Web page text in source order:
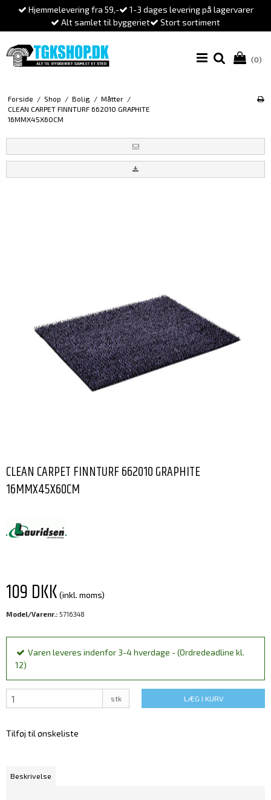
Hjemmelevering fra 59,-
1-3 dages levering på lagervarer
Alt samlet til byggeriet
Stort sortiment
(0)
Forside / Shop / Bolig / Måtter /
CLEAN CARPET FINNTURF 662010 GRAPHITE
16MMX45X60CM
CLEAN CARPET FINNTURF 662010 GRAPHITE
16MMX45X60CM
109 DKK (inkl. moms)
Model/Varenr.: 5716348
Varen leveres indenfor 3-4 hverdage - (Ordredeadline kl.
12)
stk LÆG I KURV
Tilføj til ønskeliste
Beskrivelse